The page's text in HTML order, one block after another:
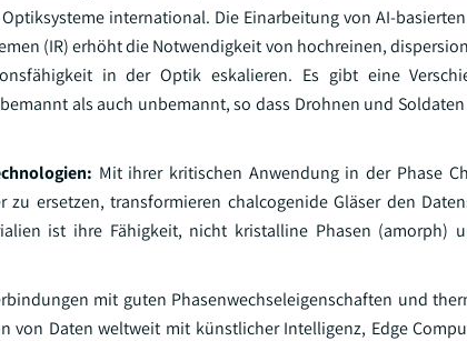
international. Die Einarbeitung von AI-
(IR) erhöht die Notwendigkeit von hochreinen,
in der Optik eskalieren. Es gibt eine
als auch unbemannt, so dass Drohnen und
Mit ihrer kritischen Anwendung in der Phase
ersetzen, transformieren chalcogenide Gläser den
ist ihre Fähigkeit, nicht kristalline Phasen (amorph)
mit guten Phasenwechseleigenschaften und
von Daten weltweit mit künstlicher Intelligenz, Edge